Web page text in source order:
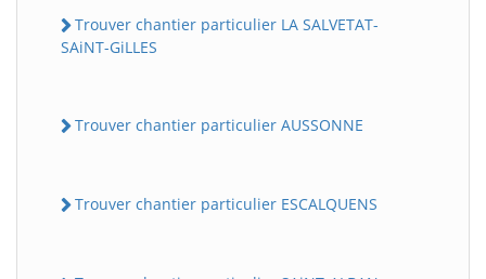
Trouver chantier particulier LA SALVETAT-
SAiNT-GiLLES
Trouver chantier particulier AUSSONNE
Trouver chantier particulier ESCALQUENS